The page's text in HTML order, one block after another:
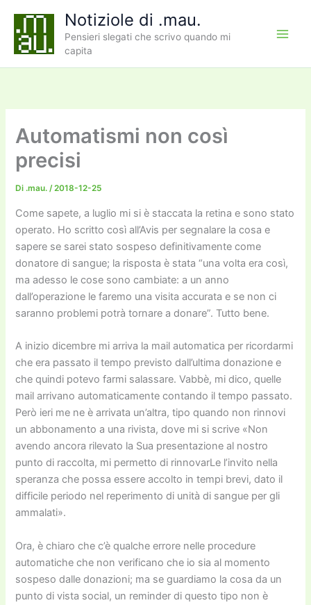
contenuto
Notiziole di .mau.
Pensieri slegati che scrivo quando mi
capita
Automatismi non così
precisi
Di .mau./2018-12-25
Come sapete, a luglio mi si è staccata la retina e sono stato
operato. Ho scritto così all’Avis per segnalare la cosa e
sapere se sarei stato sospeso definitivamente come
donatore di sangue; la risposta è stata “una volta era così,
ma adesso le cose sono cambiate: a un anno
dall’operazione le faremo una visita accurata e se non ci
saranno problemi potrà tornare a donare”. Tutto bene.
A inizio dicembre mi arriva la mail automatica per ricordarmi
che era passato il tempo previsto dall’ultima donazione e
che quindi potevo farmi salassare. Vabbè, mi dico, quelle
mail arrivano automaticamente contando il tempo passato.
Però ieri me ne è arrivata un’altra, tipo quando non rinnovi
un abbonamento a una rivista, dove mi si scrive «Non
avendo ancora rilevato la Sua presentazione al nostro
punto di raccolta, mi permetto di rinnovarLe l’invito nella
speranza che possa essere accolto in tempi brevi, dato il
difficile periodo nel reperimento di unità di sangue per gli
ammalati».
Ora, è chiaro che c’è qualche errore nelle procedure
automatiche che non verificano che io sia al momento
sospeso dalle donazioni; ma se guardiamo la cosa da un
punto di vista social, un reminder di questo tipo non è